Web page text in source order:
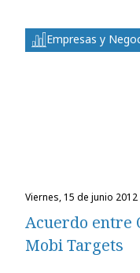
Empresas y
viernes, 15 de junio 2012
Acuerdo entre
Mobi Targets